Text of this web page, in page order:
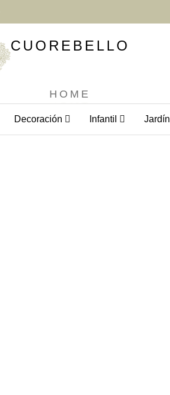
HOME
CUOREBELLO
Decoración Infantil Jardín